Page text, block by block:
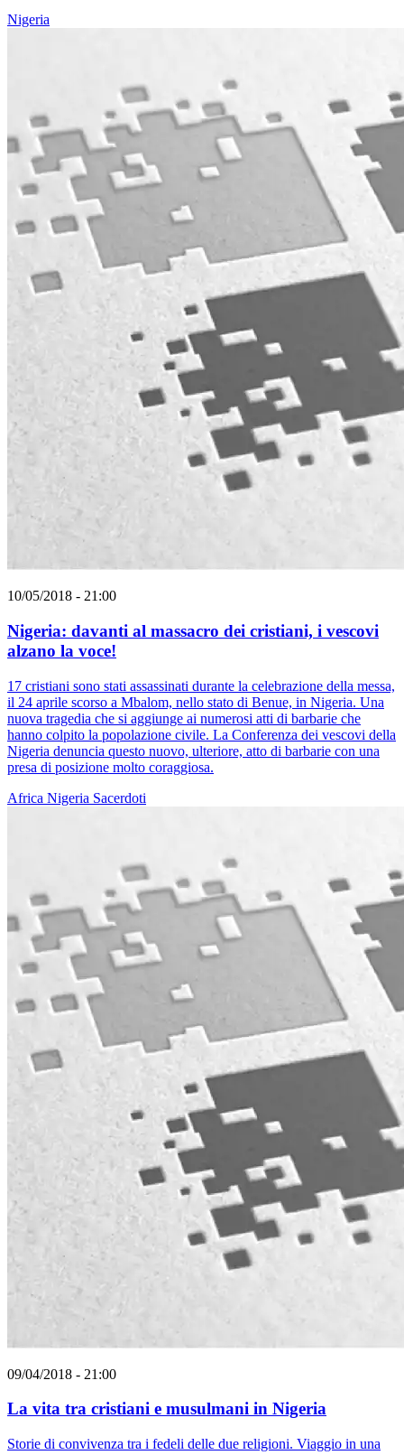
Nigeria
10/05/2018 - 21:00
Nigeria: davanti al massacro dei cristiani, i vescovi
alzano la voce!
17 cristiani sono stati assassinati durante la celebrazione della messa,
il 24 aprile scorso a Mbalom, nello stato di Benue, in Nigeria. Una
nuova tragedia che si aggiunge ai numerosi atti di barbarie che
hanno colpito la popolazione civile. La Conferenza dei vescovi della
Nigeria denuncia questo nuovo, ulteriore, atto di barbarie con una
presa di posizione molto coraggiosa.
Africa Nigeria Sacerdoti
09/04/2018 - 21:00
La vita tra cristiani e musulmani in Nigeria
Storie di convivenza tra i fedeli delle due religioni. Viaggio in una